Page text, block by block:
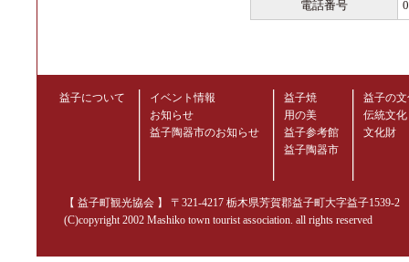
電話番号
益子について
イベント情報
お知らせ
益子陶器市のお知らせ
益子焼
用の美
益子参考館
益子陶器市
益子の
伝統文化
文化財
【 益子町観光協会 】 〒321-4217 栃木県芳賀郡益子町大字益子1539-
(C)copyright 2002 Mashiko town tourist association. all rights reserved